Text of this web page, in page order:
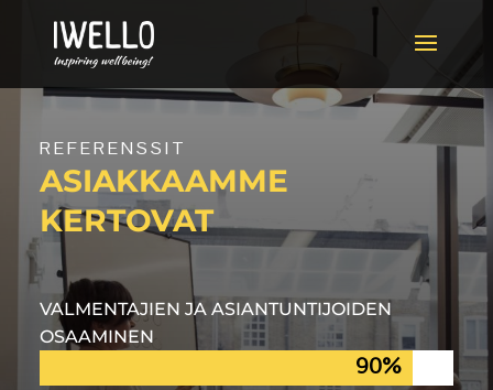
REFERENSSIT
ASIAKKAAMME
KERTOVAT
VALMENTAJIEN JA ASIANTUNTIJOIDEN
OSAAMINEN
90%
90%